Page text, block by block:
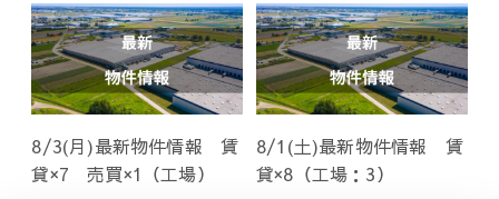
8/3(月)最新物件情報 賃
貸×7 売買×1（工場）
8/1(土)最新物件情報 賃
貸×8（工場：3）